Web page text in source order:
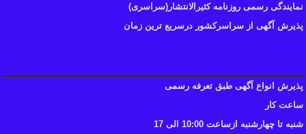
نمایندگی رسمی روزنامه کثیرالانتشار(سراسری)
پذیرش آگهی از سراسرکشور درسریع ترین زمان
پذیرش انواع آگهی طبق تعرفه رسمی
ساعت کار
شنبه تا چهارشنبه ازساعت 10:00 الی 17